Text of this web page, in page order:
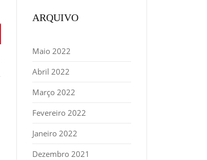
ARQUIVO
Maio 2022
Abril 2022
Março 2022
Fevereiro 2022
Janeiro 2022
Dezembro 2021